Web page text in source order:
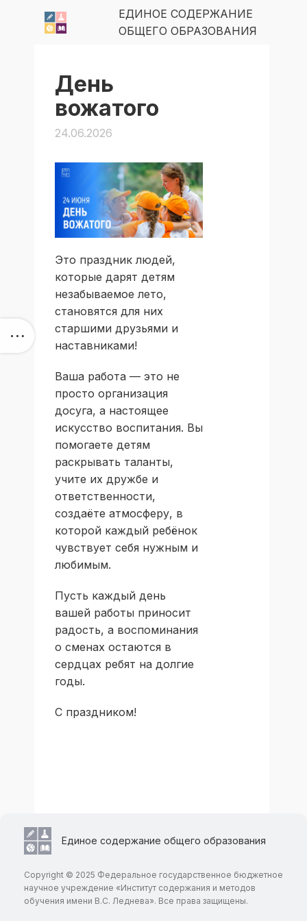
ЕДИНОЕ СОДЕРЖАНИЕ
ОБЩЕГО ОБРАЗОВАНИЯ
День
вожатого
24.06.2026
Это праздник людей,
которые дарят детям
незабываемое лето,
становятся для них
старшими друзьями и
наставниками!
Ваша работа — это не
просто организация
досуга, а настоящее
искусство воспитания. Вы
помогаете детям
раскрывать таланты,
учите их дружбе и
ответственности,
создаёте атмосферу, в
которой каждый ребёнок
чувствует себя нужным и
любимым.
Пусть каждый день
вашей работы приносит
радость, а воспоминания
о сменах остаются в
сердцах ребят на долгие
годы.
С праздником!
Единое содержание общего образования
Copyright © 2025 Федеральное государственное бюджетное
научное учреждение «Институт содержания и методов
обучения имени В.С. Леднева». Все права защищены.